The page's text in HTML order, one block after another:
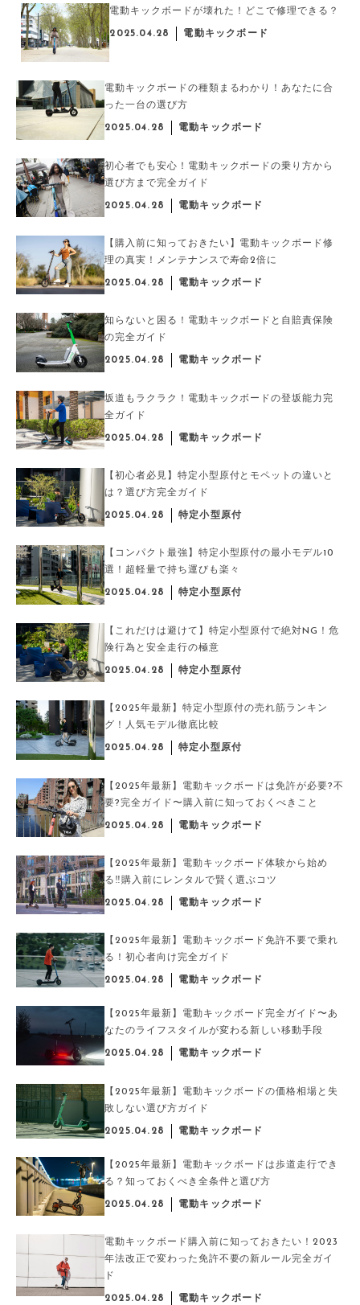
電動キックボードが壊れた！どこで修理できる？
2025.04.28 電動キックボード
電動キックボードの種類まるわかり！あなたに合
った一台の選び方
2025.04.28 電動キックボード
初心者でも安心！電動キックボードの乗り方から
選び方まで完全ガイド
2025.04.28 電動キックボード
【購入前に知っておきたい】電動キックボード修
理の真実！メンテナンスで寿命2倍に
2025.04.28 電動キックボード
知らないと困る！電動キックボードと自賠責保険
の完全ガイド
2025.04.28 電動キックボード
坂道もラクラク！電動キックボードの登坂能力完
全ガイド
2025.04.28 電動キックボード
【初心者必見】特定小型原付とモペットの違いと
は？選び方完全ガイド
2025.04.28 特定小型原付
【コンパクト最強】特定小型原付の最小モデル10
選！超軽量で持ち運びも楽々
2025.04.28 特定小型原付
【これだけは避けて】特定小型原付で絶対NG！危
険行為と安全走行の極意
2025.04.28 特定小型原付
【2025年最新】特定小型原付の売れ筋ランキン
グ！人気モデル徹底比較
2025.04.28 特定小型原付
【2025年最新】電動キックボードは免許が必要?不
要?完全ガイド〜購入前に知っておくべきこと
2025.04.28 電動キックボード
【2025年最新】電動キックボード体験から始め
る‼︎購入前にレンタルで賢く選ぶコツ
2025.04.28 電動キックボード
【2025年最新】電動キックボード免許不要で乗れ
る！初心者向け完全ガイド
2025.04.28 電動キックボード
【2025年最新】電動キックボード完全ガイド〜あ
なたのライフスタイルが変わる新しい移動手段
2025.04.28 電動キックボード
【2025年最新】電動キックボードの価格相場と失
敗しない選び方ガイド
2025.04.28 電動キックボード
【2025年最新】電動キックボードは歩道走行でき
る？知っておくべき全条件と選び方
2025.04.28 電動キックボード
電動キックボード購入前に知っておきたい！2023
年法改正で変わった免許不要の新ルール完全ガイ
ド
2025.04.28 電動キックボード